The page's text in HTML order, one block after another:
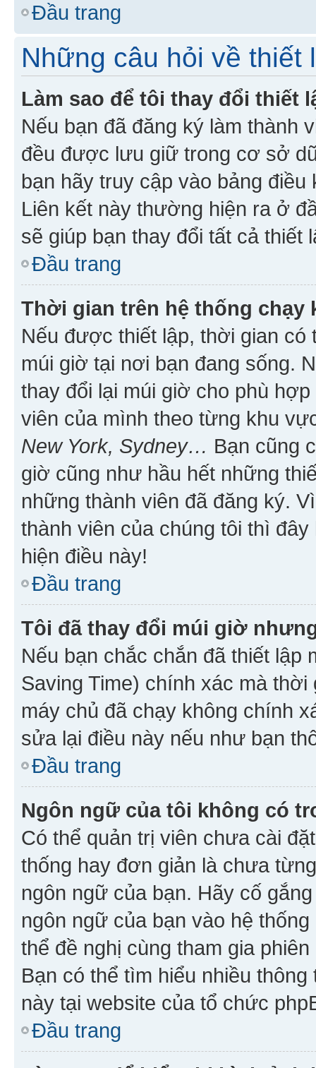
Đầu trang
Những câu hỏi về thiết
Làm sao để tôi thay đổi thiết
Nếu bạn đã đăng ký làm thành
đều được lưu giữ trong cơ sở
bạn hãy truy cập vào bảng
Liên kết này thường hiện ra ở
sẽ giúp bạn thay đổi tất cả thiết
Đầu trang
Thời gian trên hệ thống chạy
Nếu được thiết lập, thời gian
múi giờ tại nơi bạn đang sống.
thay đổi lại múi giờ cho phù
viên của mình theo từng khu
New York, Sydney… Bạn cũng
giờ cũng như hầu hết những
những thành viên đã đăng ký.
thành viên của chúng tôi thì
hiện điều này!
Đầu trang
Tôi đã thay đổi múi giờ
Nếu bạn chắc chắn đã thiết lập
Saving Time) chính xác mà
máy chủ đã chạy không chính
sửa lại điều này nếu như bạn
Đầu trang
Ngôn ngữ của tôi không có
Có thể quản trị viên chưa cài
thống hay đơn giản là chưa
ngôn ngữ của bạn. Hãy cố
ngôn ngữ của bạn vào hệ
thể đề nghị cùng tham gia
Bạn có thể tìm hiểu nhiều
này tại website của tổ chức
Đầu trang